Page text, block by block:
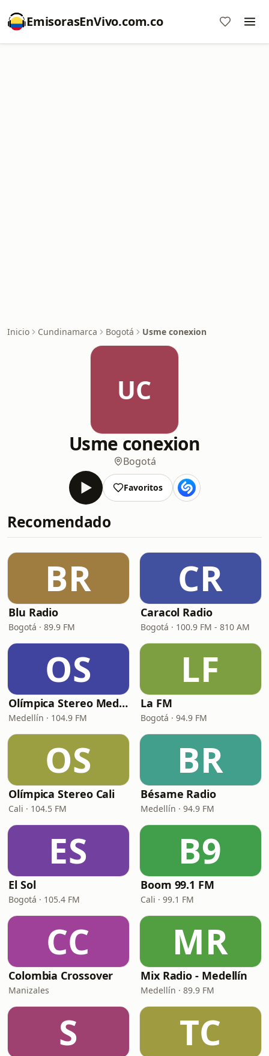
EmisorasEnVivo.com.co
Inicio Cundinamarca Bogotá Usme conexion
UC
Usme conexion
Bogotá
Favoritos
Recomendado
BR
Blu Radio
Bogotá · 89.9 FM
CR
Caracol Radio
Bogotá · 100.9 FM - 810 AM
OS
Olímpica Stereo Medellín
Medellín · 104.9 FM
LF
La FM
Bogotá · 94.9 FM
OS
Olímpica Stereo Cali
Cali · 104.5 FM
BR
Bésame Radio
Medellín · 94.9 FM
ES
El Sol
Bogotá · 105.4 FM
B9
Boom 99.1 FM
Cali · 99.1 FM
CC
Colombia Crossover
Manizales
MR
Mix Radio - Medellín
Medellín · 89.9 FM
S TC